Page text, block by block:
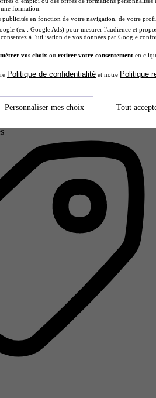
formation.
publicités en fonction de votre navigation, de votre
(ex : Google Ads) pour mesurer l'audience et
à l'utilisation de vos données par Google
vos choix ou retirer votre consentement en
Politique de confidentialité et notre Politique
Personnaliser mes choix Tout